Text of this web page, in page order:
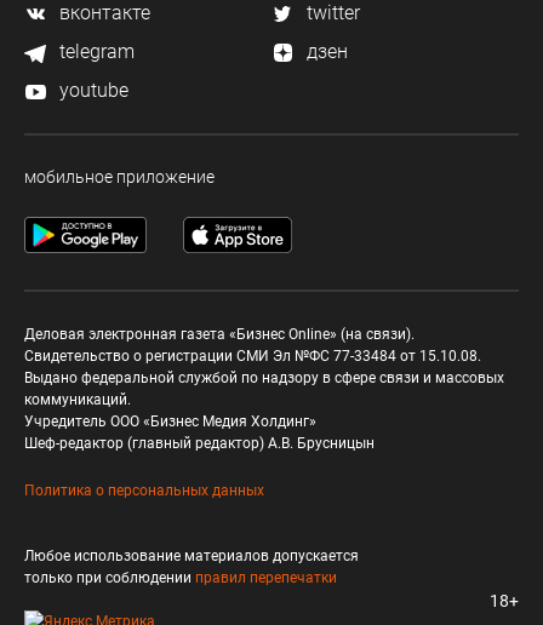
вконтакте
twitter
telegram
дзен
youtube
мобильное приложение
Деловая электронная газета «Бизнес Online» (на связи).
Свидетельство о регистрации СМИ Эл №ФС 77-33484 от 15.10.08.
Выдано федеральной службой по надзору в сфере связи и массовых
коммуникаций.
Учредитель ООО «Бизнес Медия Холдинг»
Шеф-редактор (главный редактор) А.В. Брусницын
Политика о персональных данных
Любое использование материалов допускается
только при соблюдении правил перепечатки
18+